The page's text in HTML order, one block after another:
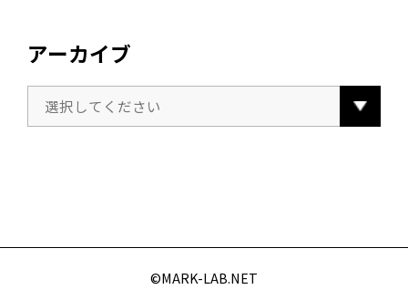
アーカイブ
©️MARK-LAB.NET